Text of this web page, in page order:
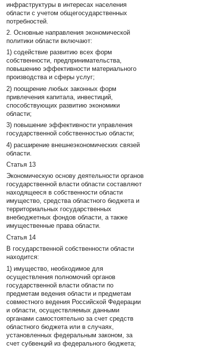
инфраструктуры в интересах населения
области с учетом общегосударственных
потребностей.
2. Основные направления экономической
политики области включают:
1) содействие развитию всех форм
собственности, предпринимательства,
повышению эффективности материального
производства и сферы услуг;
2) поощрение любых законных форм
привлечения капитала, инвестиций,
способствующих развитию экономики
области;
3) повышение эффективности управления
государственной собственностью области;
4) расширение внешнеэкономических связей
области.
Статья 13
Экономическую основу деятельности органов
государственной власти области составляют
находящееся в собственности области
имущество, средства областного бюджета и
территориальных государственных
внебюджетных фондов области, а также
имущественные права области.
Статья 14
В государственной собственности области
находится:
1) имущество, необходимое для
осуществления полномочий органов
государственной власти области по
предметам ведения области и предметам
совместного ведения Российской Федерации
и области, осуществляемых данными
органами самостоятельно за счет средств
областного бюджета или в случаях,
установленных федеральным законом, за
счет субвенций из федерального бюджета;